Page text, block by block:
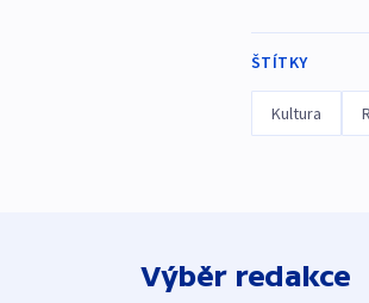
ŠTÍTKY
Kultura
Výběr redakce